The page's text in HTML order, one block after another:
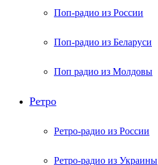
Поп-радио из России
Поп-радио из Беларуси
Поп радио из Молдовы
Ретро
Ретро-радио из России
Ретро-радио из Украины